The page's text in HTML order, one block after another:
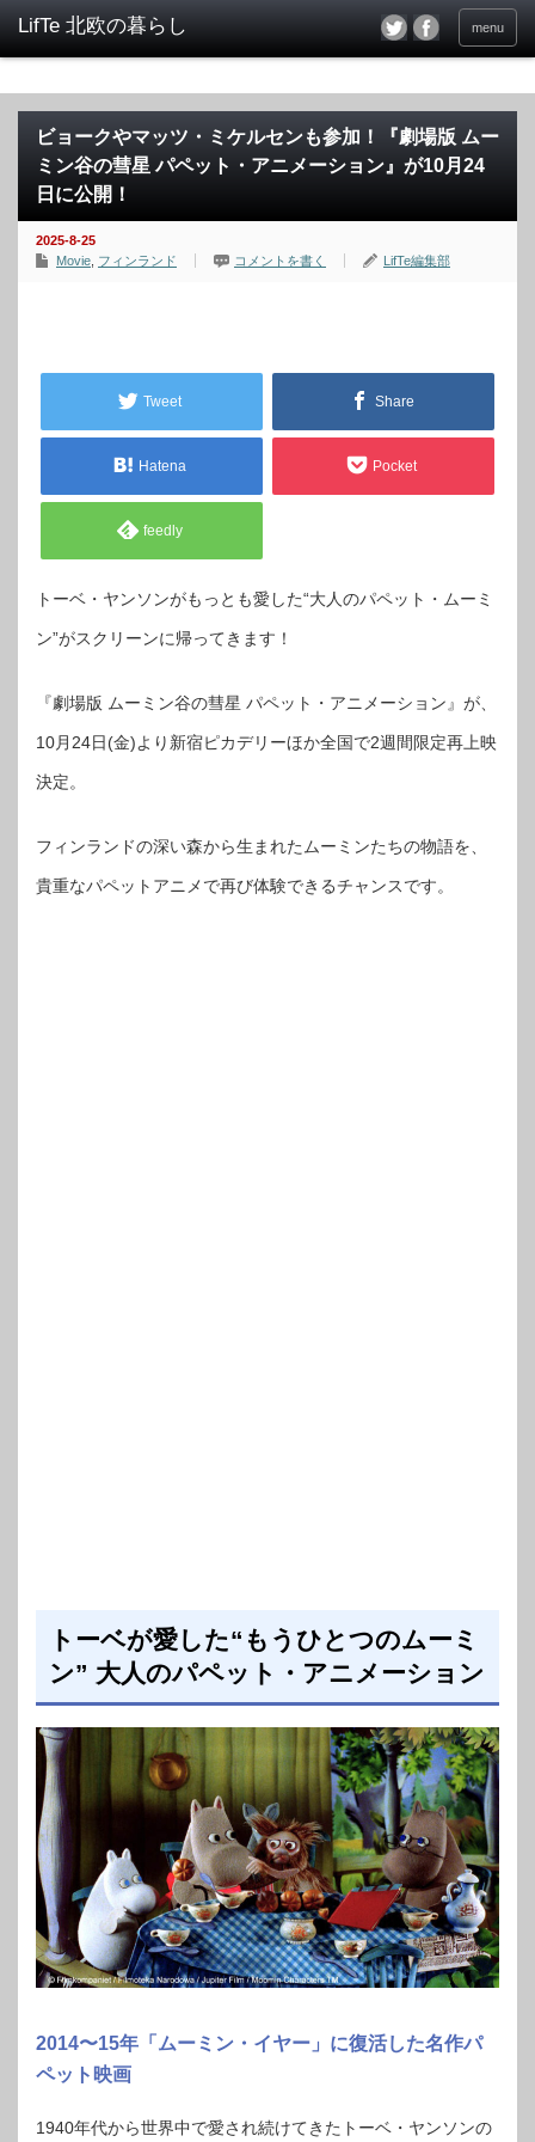
menu
ビョークやマッツ・ミケルセンも参加！『劇場版 ムー
ミン谷の彗星 パペット・アニメーション』が10月24
日に公開！
2025-8-25
Movie フィンランド コメントを書く LifTe編集部
Tweet Share
Hatena Pocket
feedly
トーベ・ヤンソンがもっとも愛した“大人のパペット・ムーミ
ン”がスクリーンに帰ってきます！
『劇場版 ムーミン谷の彗星 パペット・アニメーション』が、
10月24日(金)より新宿ピカデリーほか全国で2週間限定再上映
決定。
フィンランドの深い森から生まれたムーミンたちの物語を、
貴重なパペットアニメで再び体験できるチャンスです。
トーベが愛した“もうひとつのムーミ
ン” 大人のパペット・アニメーション
2014〜15年「ムーミン・イヤー」に復活した名作パ
ペット映画
1940年代から世界中で愛され続けてきたトーベ・ヤンソンの